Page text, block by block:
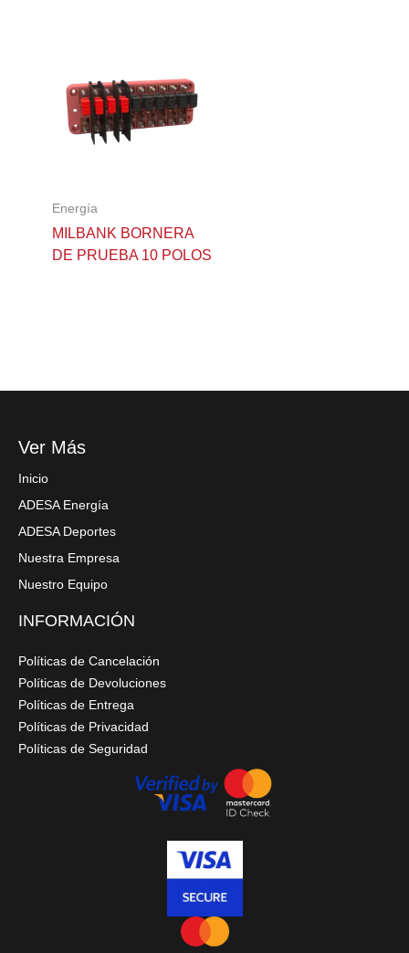
Energía
MILBANK BORNERA
DE PRUEBA 10 POLOS
Ver Más
Inicio
ADESA Energía
ADESA Deportes
Nuestra Empresa
Nuestro Equipo
INFORMACIÓN
Políticas de Cancelación
Políticas de Devoluciones
Políticas de Entrega
Políticas de Privacidad
Políticas de Seguridad